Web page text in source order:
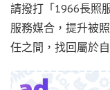
請撥打「1966長照
服務媒合，提升被
任之間，找回屬於